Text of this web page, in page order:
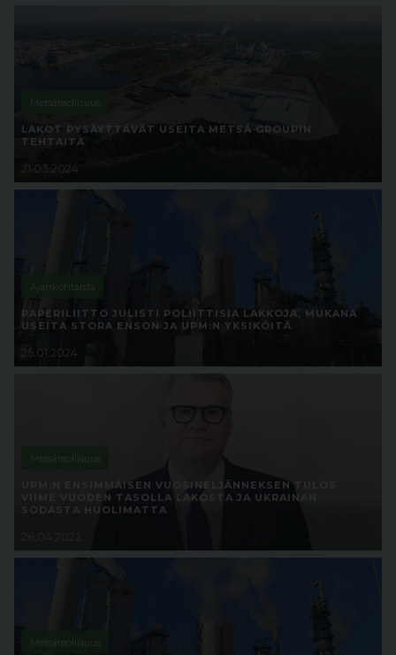
Metsäteollisuus
LAKOT PYSÄYTTÄVÄT USEITA METSÄ GROUPIN
TEHTAITA
21.03.2024
Ajankohtaista
PAPERILIITTO JULISTI POLIITTISIA LAKKOJA, MUKANA
USEITA STORA ENSON JA UPM:N YKSIKÖITÄ
25.01.2024
Metsäteollisuus
UPM:N ENSIMMÄISEN VUOSINELJÄNNEKSEN TULOS
VIIME VUODEN TASOLLA LAKOSTA JA UKRAINAN
SODASTA HUOLIMATTA
26.04.2022
Metsäteollisuus